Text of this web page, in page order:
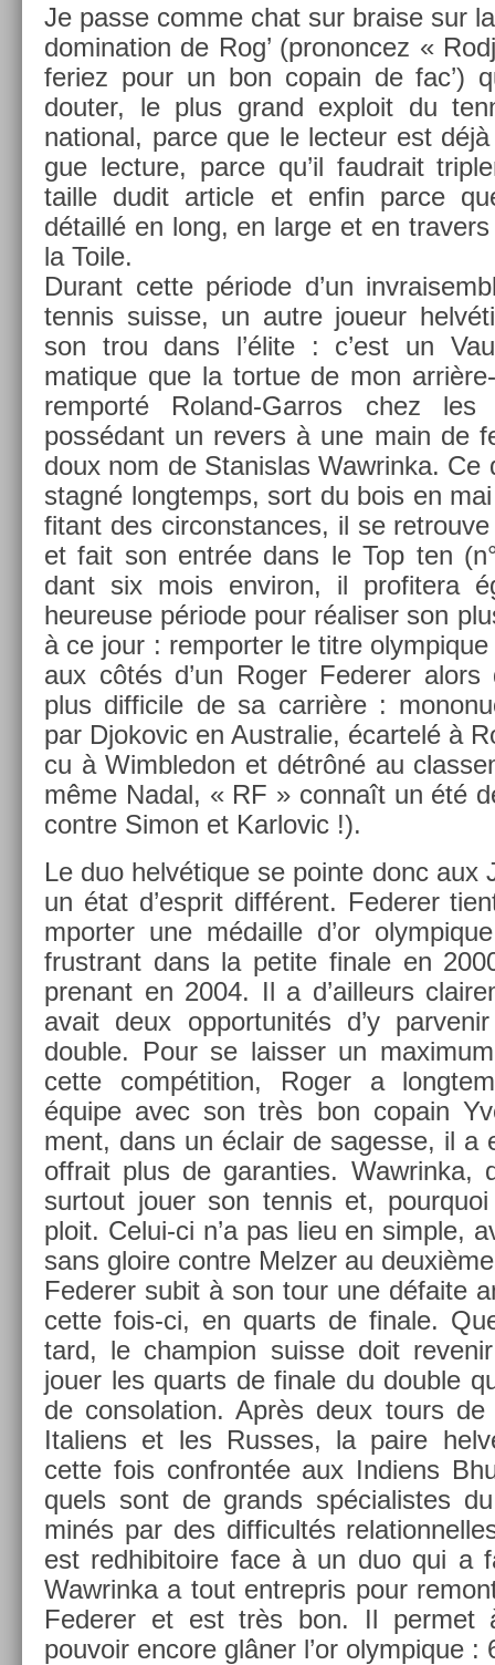
Je passe comme chat sur bra­ise sur
domina­tion de Rog’ (pro­non­cez «
feriez pour un bon co­pain de fac’)
dout­er, le plus grand ex­ploit du
nation­al, parce que le lec­teur est
gue lec­ture, parce qu’il faud­rait
tail­le dudit ar­ticle et enfin parce
détaillé en long, en large et en
la Toile.
Durant cette période d’un
ten­nis suis­se, un autre joueur
son trou dans l’élite : c’est un
matique que la tor­tue de mon
re­mporté Roland-Garros chez
possédant un re­v­ers à une main de
doux nom de Stanis­las Waw­rinka. Ce
stagné longtemps, sort du bois en
fitant des cir­constan­ces, il se
et fait son entrée dans le Top ten
dant six mois en­viron, il pro­fitera
heureuse période pour réalis­er son
à ce jour : re­mport­er le titre
aux côtés d’un Roger Feder­er
plus dif­ficile de sa carrière :
par Djokovic en Australie, écar­telé à
cu à Wimbledon et détrôné au
même Nadal, « RF » connaît un été
con­tre Simon et Kar­lovic !).
Le duo helvétique se poin­te donc aux
un état d’esprit différent. Feder­er
mport­er une médail­le d’or
frustrant dans la petite fin­ale en
prenant en 2004. Il a d’ail­leurs
avait deux op­por­tunités d’y
doub­le. Pour se laiss­er un
cette com­péti­tion, Roger a
équipe avec son très bon co­pain
ment, dans un éclair de sages­se, il a
of­frait plus de garant­ies. Waw­rinka,
sur­tout jouer son ten­nis et,
ploit. Celui-ci n’a pas lieu en sim­ple,
sans gloire con­tre Melz­er au
Feder­er subit à son tour une défaite
cette fois-ci, en quarts de fin­ale.
tard, le champ­ion suis­se doit
jouer les quarts de fin­ale du doub­le
de con­sola­tion. Après deux tours
Italiens et les Rus­ses, la paire
cette fois con­frontée aux In­diens
quels sont de grands spécialis­tes
minés par des dif­ficultés
est re­dhibitoire face à un duo qui a
Waw­rinka a tout en­trep­ris pour
Feder­er et est très bon. Il per­met
pouvoir en­core glâner l’or olym­pique :